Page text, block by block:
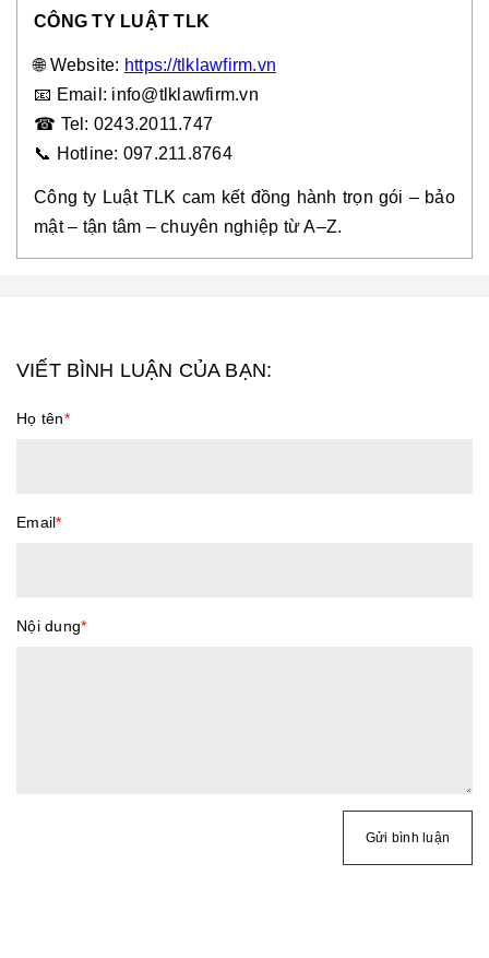
CÔNG TY LUẬT TLK
🌐Website: https://tlklawfirm.vn
📧 Email: info@tlklawfirm.vn
☎ Tel: 0243.2011.747
📞 Hotline: 097.211.8764
Công ty Luật TLK cam kết đồng hành trọn gói – bảo
mật – tận tâm – chuyên nghiệp từ A–Z.
VIẾT BÌNH LUẬN CỦA BẠN:
Họ tên*
Email*
Nội dung*
Gửi bình luận